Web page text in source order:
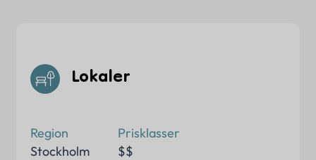
Lokaler
Region
Stockholm
Prisklasser
$$